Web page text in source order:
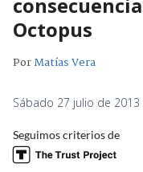
Octopus
PorMatías Vera
Sábado 27 julio de
Seguimos criterios de